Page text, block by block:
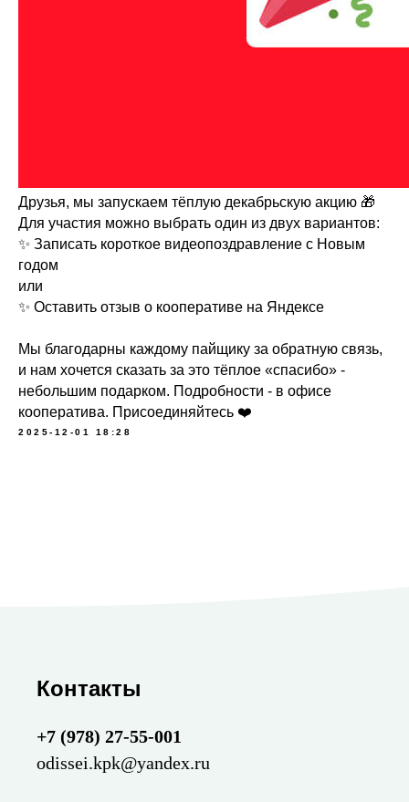
Друзья, мы запускаем тёплую декабрьскую акцию 🎁
Для участия можно выбрать один из двух вариантов:
✨ Записать короткое видеопоздравление с Новым
годом
или
✨ Оставить отзыв о кооперативе на Яндексе
Мы благодарны каждому пайщику за обратную связь,
и нам хочется сказать за это тёплое «спасибо» -
небольшим подарком. Подробности - в офисе
кооператива. Присоединяйтесь ❤️
2025-12-01 18:28
Контакты
+7 (978) 27-55-001
odissei.kpk@yandex.ru